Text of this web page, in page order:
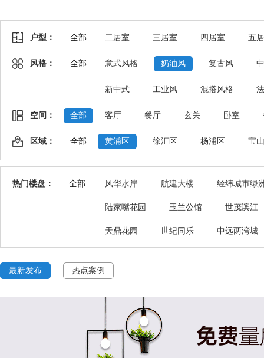
户型： 全部 二居室 三居室 四居室 五
风格： 全部 意式风格 奶油风 复古风
新中式 工业风 混搭风格
空间： 全部 客厅 餐厅 玄关 卧室
区域： 全部 黄浦区 徐汇区 杨浦区 宝
热门楼盘： 全部 风华水岸 航建大楼 经纬城市绿
陆家嘴花园 玉兰公馆 世茂滨江
天鼎花园 世纪同乐 中远两湾城
最新发布 热点案例